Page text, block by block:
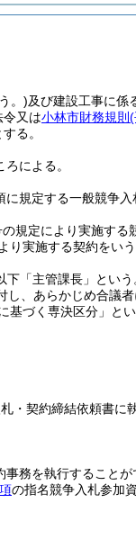
。)及び建設工事に係
又は小林市財務規則 (
る。
による。
に規定する一般競争
定により実施する
実施する契約をいう
下「主管課長」という
し、あらかじめ合議者
基づく専決区分」と
・契約締結依頼書に
務を執行することが
の指名競争入札参加